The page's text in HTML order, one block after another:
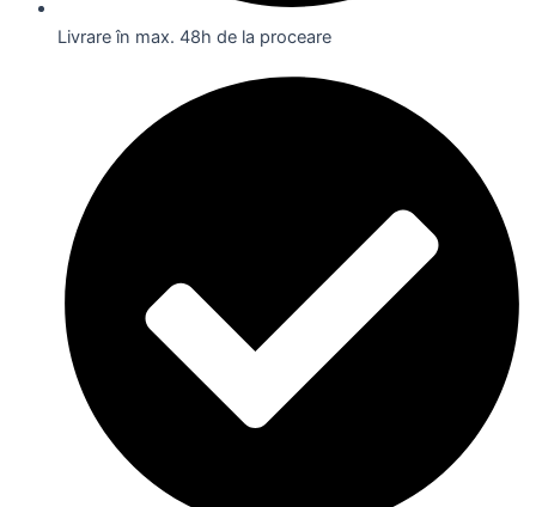
Livrare în max. 48h de la proceare